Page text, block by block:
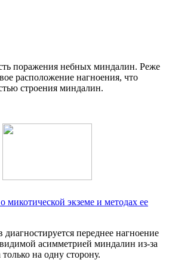
поражения небных миндалин. Реже
расположение нагноения, что
строения миндалин.
микотической экземе и методах ее
переднее нагноение
видимой асимметрией миндалин из-за
на одну сторону.